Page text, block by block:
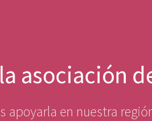
asociación
apoyarla en nuestra